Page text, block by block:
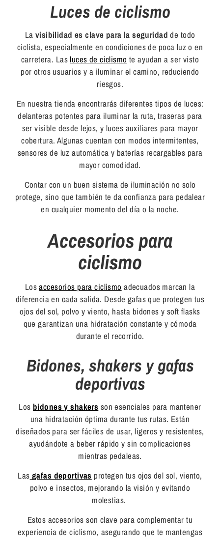
Luces de ciclismo
La visibilidad es clave para la seguridad de todo
ciclista, especialmente en condiciones de poca luz o en
carretera. Lasluces de ciclismo te ayudan a ser visto
por otros usuarios y a iluminar el camino, reduciendo
riesgos.
En nuestra tienda encontrarás diferentes tipos de luces:
delanteras potentes para iluminar la ruta, traseras para
ser visible desde lejos, y luces auxiliares para mayor
cobertura. Algunas cuentan con modos intermitentes,
sensores de luz automática y baterías recargables para
mayor comodidad.
Contar con un buen sistema de iluminación no solo
protege, sino que también te da confianza para pedalear
en cualquier momento del día o la noche.
Accesorios para
ciclismo
Losaccesorios para ciclismo adecuados marcan la
diferenciaen cada salida. Desde gafas que protegen tus
ojos del sol, polvo y viento, hasta bidones y soft flasks
que garantizan una hidratación constante y cómoda
durante el recorrido.
Bidones, shakers y gafas
deportivas
Los bidones y shakers son esenciales para mantener
una hidratación óptima durante tus rutas. Están
diseñados para ser fáciles de usar, ligeros y resistentes,
ayudándote a beber rápido y sin complicaciones
mientras pedaleas.
Las gafas deportivas protegen tus ojos del sol, viento,
polvo e insectos, mejorando la visión y evitando
molestias.
Estos accesorios son clave para complementar tu
experiencia de ciclismo, asegurando que te mantengas